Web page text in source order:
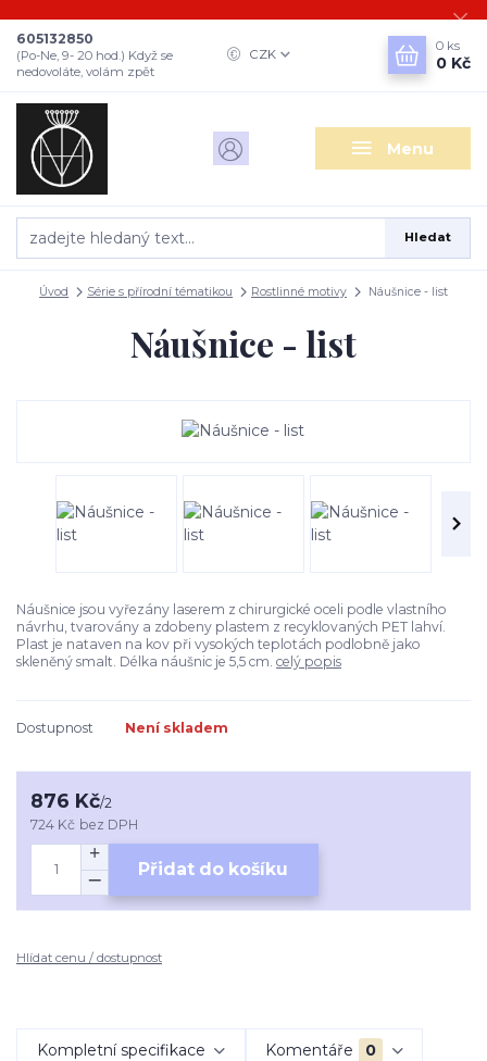
Menu
CZK
Hledat
605132850
(Po-Ne, 9- 20 hod.) Když se
nedovoláte, volám zpět
0 ks
0 Kč
Úvod Série s přírodní tématikou Rostlinné motivy Náušnice - list
Náušnice - list
Náušnice jsou vyřezány laserem z chirurgické oceli podle vlastního
návrhu, tvarovány a zdobeny plastem z recyklovaných PET lahví.
Plast je nataven na kov při vysokých teplotách podlobně jako
skleněný smalt. Délka náušnic je 5,5 cm. celý popis
Dostupnost Není skladem
876 Kč/2
724 Kč bez DPH
Přidat do košíku
Hlídat cenu / dostupnost
Kompletní specifikace Komentáře 0